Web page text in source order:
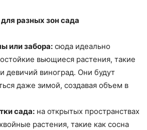
разных зон сада
или забора: сюда идеально
вьющиеся растения, такие
девичий виноград. Они будут
даже зимой, создавая объем в
сада: на открытых пространствах
растения, такие как сосна